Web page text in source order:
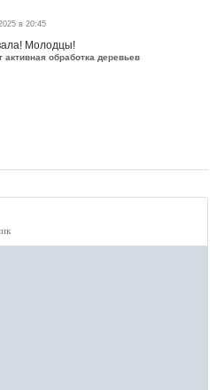
в 20:45
Молодцы!
обработка деревьев